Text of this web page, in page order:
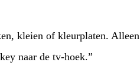
kleien of kleurplaten. Alleen
naar de tv-hoek.”